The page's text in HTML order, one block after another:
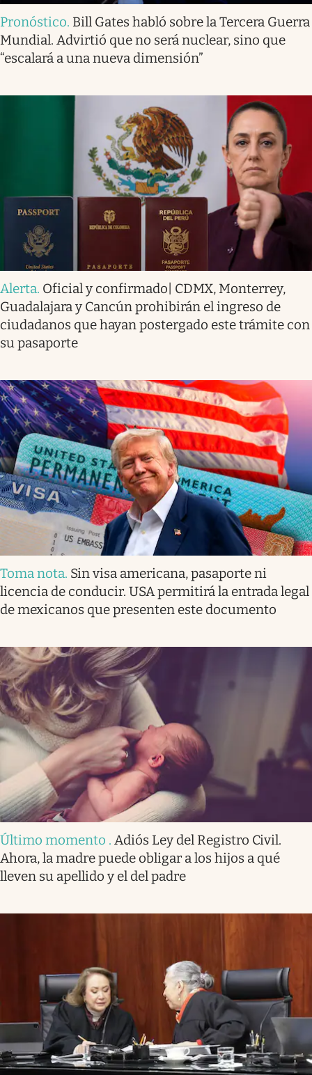
Pronóstico. Bill Gates habló sobre la Tercera Guerra
Mundial. Advirtió que no será nuclear, sino que
“escalará a una nueva dimensión”
Alerta. Oficial y confirmado| CDMX, Monterrey,
Guadalajara y Cancún prohibirán el ingreso de
ciudadanos que hayan postergado este trámite con
su pasaporte
Toma nota. Sin visa americana, pasaporte ni
licencia de conducir. USA permitirá la entrada legal
de mexicanos que presenten este documento
Último momento . Adiós Ley del Registro Civil.
Ahora, la madre puede obligar a los hijos a qué
lleven su apellido y el del padre